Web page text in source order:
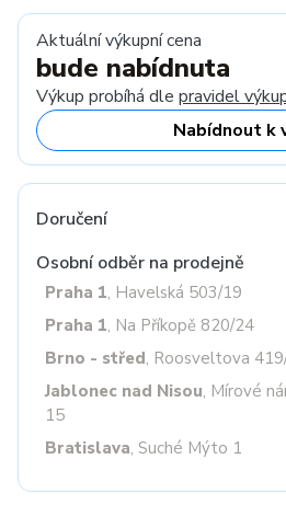
Aktuální výkupní cena
bude nabídnuta
Výkup probíhá dle pravidel
Nabídnout k
Doručení
Osobní odběr na prodejně
Praha 1, Havelská 503/19
Praha 1, Na Příkopě 820/24
Brno - střed, Roosveltova
Jablonec nad Nisou, Mírové
15
Bratislava, Suché Mýto 1